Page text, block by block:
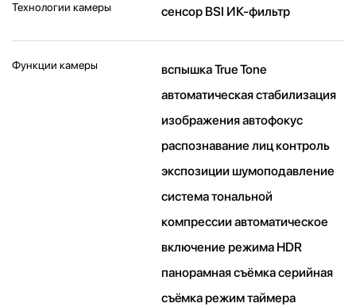
Технологии камеры cенсор BSI ИК-фильтр
Функции камеры
вспышка True Tone
автоматическая стабилизация
изображения автофокус
распознавание лиц контроль
экспозиции шумоподавление
система тональной
компрессии автоматическое
включение режима HDR
панорамная съёмка серийная
съëмка режим таймера